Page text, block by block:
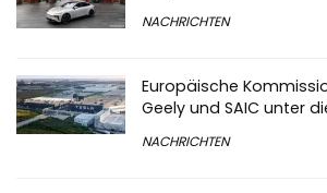
NACHRICHTEN
Europäische
Geely und SAIC unter
NACHRICHTEN